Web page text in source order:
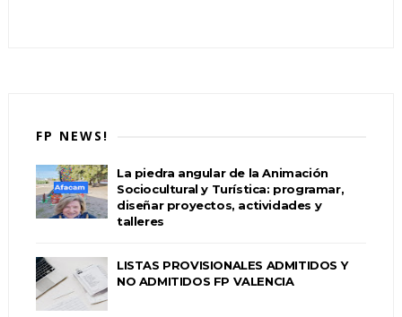
FP NEWS!
La piedra angular de la Animación
Sociocultural y Turística: programar,
diseñar proyectos, actividades y
talleres
LISTAS PROVISIONALES ADMITIDOS Y
NO ADMITIDOS FP VALENCIA